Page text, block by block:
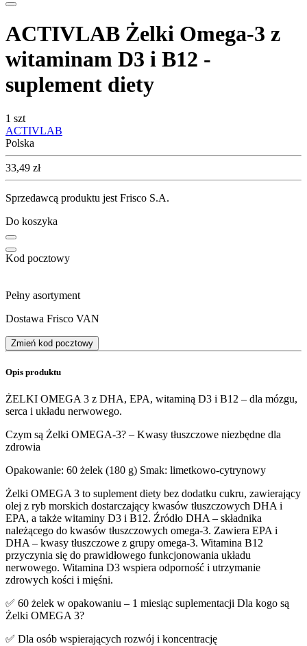
ACTIVLAB Żelki Omega-3 z
witaminam D3 i B12 -
suplement diety
1 szt
ACTIVLAB
Polska
Cena
33,49 zł
Sprzedawcą produktu jest Frisco S.A.
Do koszyka
Kod pocztowy
Pełny asortyment
Dostawa Frisco VAN
Zmień kod pocztowy
Opis produktu
ŻELKI OMEGA 3 z DHA, EPA, witaminą D3 i B12 – dla mózgu,
serca i układu nerwowego.
Czym są Żelki OMEGA-3? – Kwasy tłuszczowe niezbędne dla
zdrowia
Opakowanie: 60 żelek (180 g) Smak: limetkowo-cytrynowy
Żelki OMEGA 3 to suplement diety bez dodatku cukru, zawierający
olej z ryb morskich dostarczający kwasów tłuszczowych DHA i
EPA, a także witaminy D3 i B12. Źródło DHA – składnika
należącego do kwasów tłuszczowych omega-3. Zawiera EPA i
DHA – kwasy tłuszczowe z grupy omega-3. Witamina B12
przyczynia się do prawidłowego funkcjonowania układu
nerwowego. Witamina D3 wspiera odporność i utrzymanie
zdrowych kości i mięśni.
✅ 60 żelek w opakowaniu – 1 miesiąc suplementacji Dla kogo są
Żelki OMEGA 3?
✅ Dla osób wspierających rozwój i koncentrację